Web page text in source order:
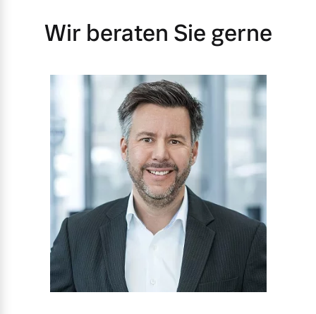
Wir beraten Sie gerne